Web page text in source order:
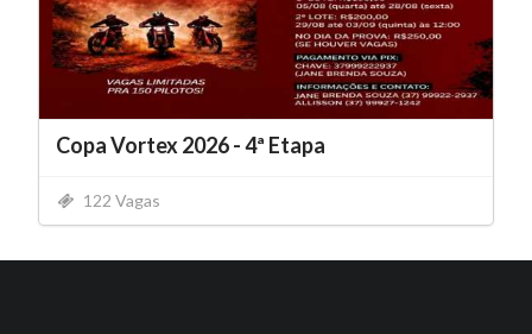
Copa Vortex 2026 - 4ª Etapa
122 Vagas